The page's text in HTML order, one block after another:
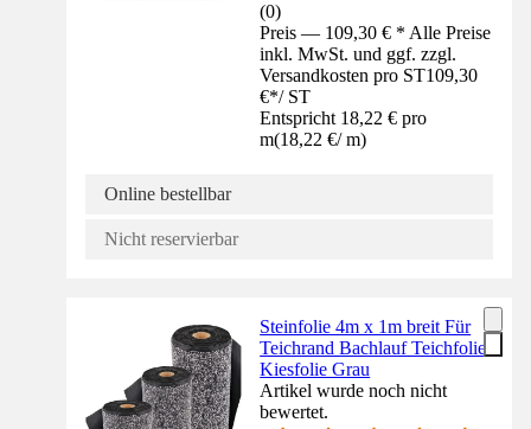
(0)
Preis — 109,30 € * Alle Preise
inkl. MwSt. und ggf. zzgl.
Versandkosten pro ST109,30
€*/ ST
Entspricht 18,22 € pro
m(18,22 €/ m)
Online bestellbar
Nicht reservierbar
Steinfolie 4m x 1m breit Für
Teichrand Bachlauf Teichfolie
Kiesfolie Grau
Artikel wurde noch nicht
bewertet.